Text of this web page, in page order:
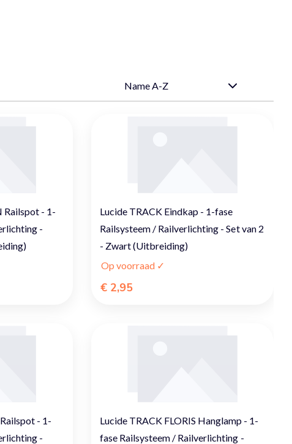
Railspot - 1-
-
Lucide TRACK Eindkap - 1-fase
Railsysteem / Railverlichting - Set van 2
- Zwart (Uitbreiding)
Op voorraad ✓
€ 2,95
- 1-
-
Lucide TRACK FLORIS Hanglamp - 1-
fase Railsysteem / Railverlichting -